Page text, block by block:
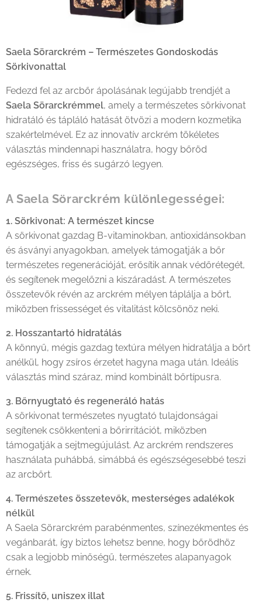
Saela Sörarckrém – Természetes Gondoskodás
Sörkivonattal
Fedezd fel az arcbőr ápolásának legújabb trendjét a
Saela Sörarckrémmel, amely a természetes sörkivonat
hidratáló és tápláló hatását ötvözi a modern kozmetika
szakértelmével. Ez az innovatív arckrém tökéletes
választás mindennapi használatra, hogy bőröd
egészséges, friss és sugárzó legyen.
A Saela Sörarckrém különlegességei:
1. Sörkivonat: A természet kincse
A sörkivonat gazdag B-vitaminokban, antioxidánsokban
és ásványi anyagokban, amelyek támogatják a bőr
természetes regenerációját, erősítik annak védőrétegét,
és segítenek megelőzni a kiszáradást. A természetes
összetevők révén az arckrém mélyen táplálja a bőrt,
miközben frissességet és vitalitást kölcsönöz neki.
2. Hosszantartó hidratálás
A könnyű, mégis gazdag textúra mélyen hidratálja a bőrt
anélkül, hogy zsíros érzetet hagyna maga után. Ideális
választás mind száraz, mind kombinált bőrtípusra.
3. Bőrnyugtató és regeneráló hatás
A sörkivonat természetes nyugtató tulajdonságai
segítenek csökkenteni a bőrirritációt, miközben
támogatják a sejtmegújulást. Az arckrém rendszeres
használata puhábbá, simábbá és egészségesebbé teszi
az arcbőrt.
4. Természetes összetevők, mesterséges adalékok
nélkül
A Saela Sörarckrém parabénmentes, színezékmentes és
vegánbarát, így biztos lehetsz benne, hogy bőrödhöz
csak a legjobb minőségű, természetes alapanyagok
érnek.
5. Frissítő, uniszex illat